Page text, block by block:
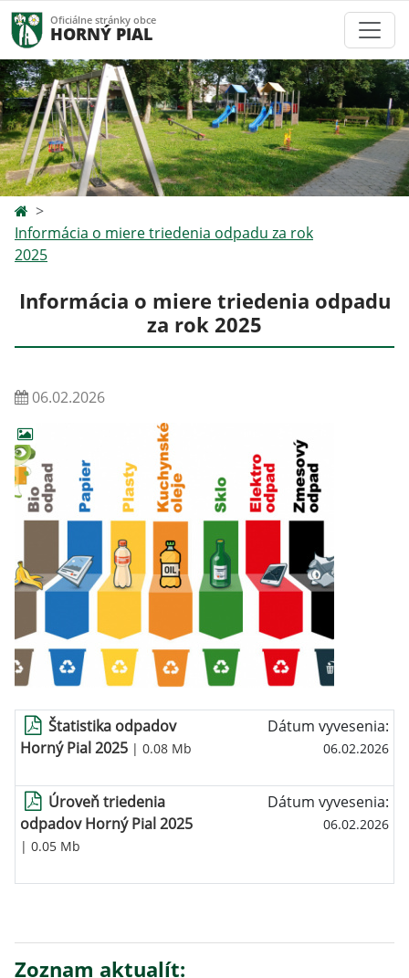
Oficiálne stránky obce
HORNÝ PIAL
Informácia o miere triedenia odpadu za rok
2025
Informácia o miere triedenia odpadu
za rok 2025
06.02.2026
Štatistika odpadov
Horný Pial 2025 | 0.08 Mb
Dátum vyvesenia:
06.02.2026
Úroveň triedenia
odpadov Horný Pial 2025
| 0.05 Mb
Dátum vyvesenia:
06.02.2026
Zoznam aktualít: